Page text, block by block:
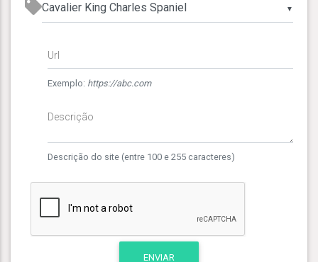
▼
Url
Exemplo: https://abc.com
Descrição
Descrição do site (entre 100 e 255 caracteres)
ENVIAR